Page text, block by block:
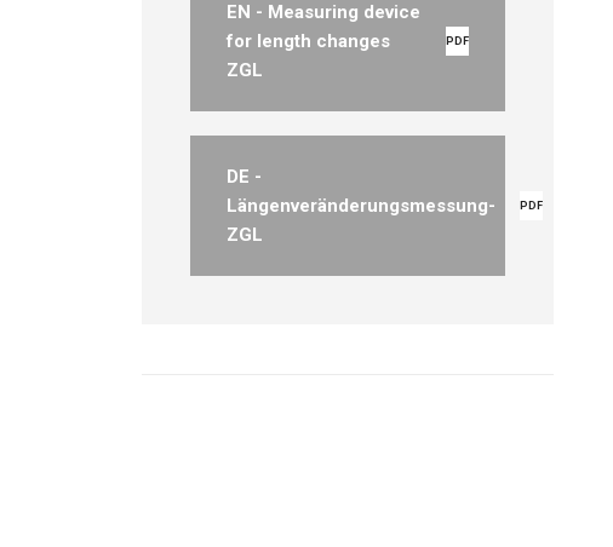
EN - Measuring device
for length changes
ZGL
PDF
DE -
Längenveränderungsmessung-
ZGL
PDF